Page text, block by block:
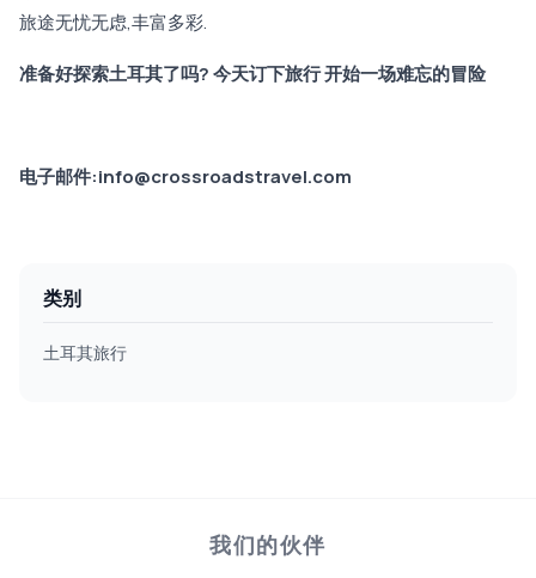
旅途无忧无虑,丰富多彩.
准备好探索土耳其了吗? 今天订下旅行 开始一场难忘的冒险
电子邮件:info@crossroadstravel.com
类别
土耳其旅行
我们的伙伴